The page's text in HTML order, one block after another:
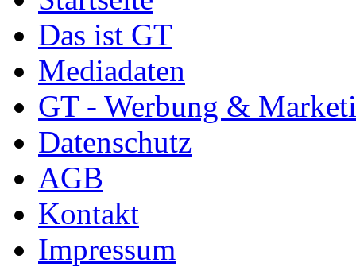
Das ist GT
Mediadaten
GT - Werbung &
Datenschutz
AGB
Kontakt
Impressum